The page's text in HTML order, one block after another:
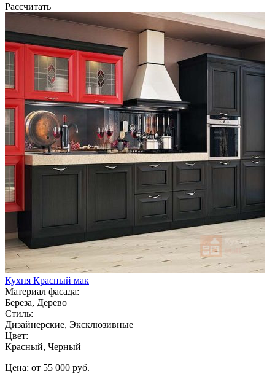
Рассчитать
Кухня Красный мак
Материал фасада:
Береза, Дерево
Стиль:
Дизайнерские, Эксклюзивные
Цвет:
Красный, Черный
Цена: от 55 000 руб.